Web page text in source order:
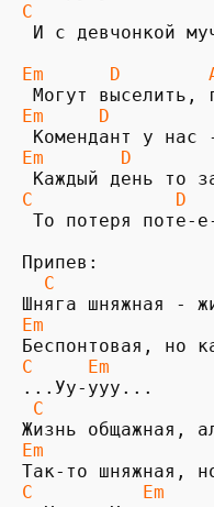
C                 D
И с девчонкой
Em      D
Em     D
Em       D
C             D   C
То потеря поте-
Припев:
C
Em
C     Em
C
Em
C          Em